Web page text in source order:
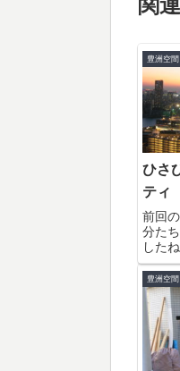
関
豊洲空間
ひさ
ティ
前回
分た
した
見え
洲は
シテ
ぁ。。
豊洲空間